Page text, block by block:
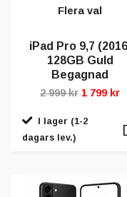
Flera val
iPad Pro 9,7
128GB Guld
Begagnad
2 999 kr 1 799 kr
I lager (1-2
dagars lev.)